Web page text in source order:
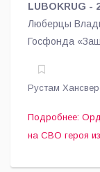
LUBOKRUG -
Люберцы
Госфонда
семье Андрея
специальной
Рустам
Подробнее:
на СВО героя